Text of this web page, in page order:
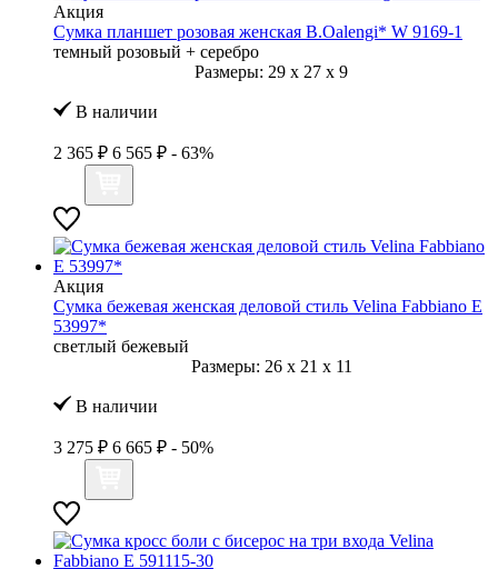
Акция
Сумка планшет розовая женская B.Oalengi* W 9169-1
темный розовый + серебро
Размеры: 29 x 27 x 9
В наличии
2 365 ₽ 6 565 ₽ - 63%
Акция
Сумка бежевая женская деловой стиль Velina Fabbiano E
53997*
светлый бежевый
Размеры: 26 x 21 x 11
В наличии
3 275 ₽ 6 665 ₽ - 50%